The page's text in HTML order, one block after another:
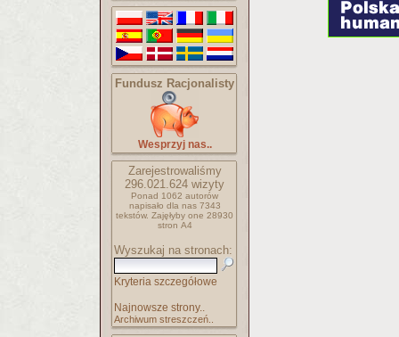
Fundusz Racjonalisty
Wesprzyj nas..
Zarejestrowaliśmy
296.021.624 wizyty
Ponad 1062 autorów
napisało dla nas 7343
tekstów. Zajęłyby one 28930
stron A4
Wyszukaj na stronach:
Kryteria szczegółowe
Najnowsze strony..
Archiwum streszczeń..